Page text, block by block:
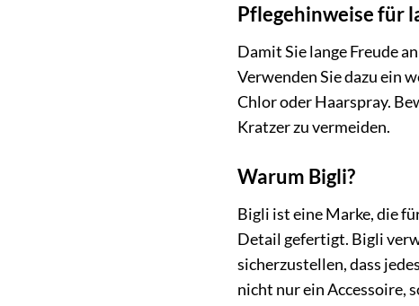
Pflegehinweise für
Damit Sie lange Freude
Verwenden Sie dazu ein
Chlor oder Haarspray.
Kratzer zu vermeiden.
Warum Bigli?
Bigli ist eine Marke, die
Detail gefertigt. Bigli
sicherzustellen, dass
nicht nur ein Accessoire,